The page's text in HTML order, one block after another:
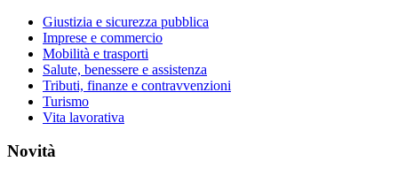
Giustizia e sicurezza pubblica
Imprese e commercio
Mobilità e trasporti
Salute, benessere e assistenza
Tributi, finanze e contravvenzioni
Turismo
Vita lavorativa
Novità